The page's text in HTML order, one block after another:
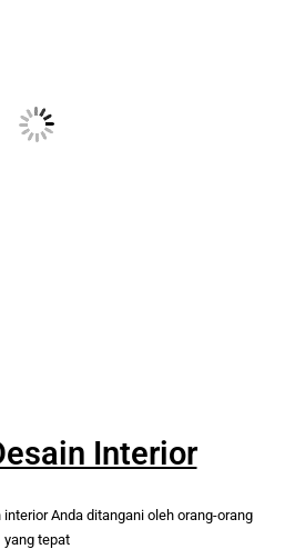
Interior
Anda ditangani oleh orang-orang
yang tepat